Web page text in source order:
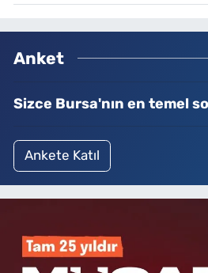
Anket
Sizce Bursa'nın en temel
Ankete Katıl